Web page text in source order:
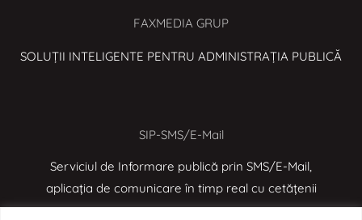
FAXMEDIA GRUP
SOLUȚII INTELIGENTE PENTRU ADMINISTRAȚIA PUBLICĂ
SIP-SMS/E-Mail
Serviciul de Informare publică prin SMS/E-Mail,
aplicația de comunicare în timp real cu cetățenii